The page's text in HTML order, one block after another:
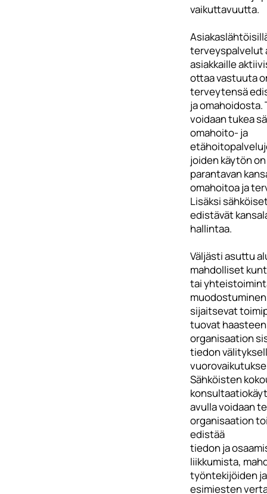
vaikuttavuutta.
terveyspalvelut
asiakkaille
ottaa vastuuta
terveytensä
ja omahoidosta.
voidaan tukea
omahoito- ja
joiden käytön
parantavan
omahoitoa ja
Lisäksi
edistävät
hallintaa.
Väljästi asuttu
mahdolliset
tai
sijaitsevat
tuovat haasteen
organisaation
tiedon
Sähköisten
avulla voidaan
organisaation
edistää
tiedon ja
liikkumista,
työntekijöiden ja
esimiesten